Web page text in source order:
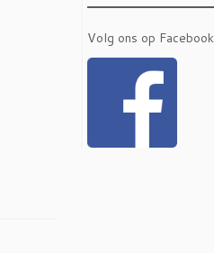
Volg ons op Facebook